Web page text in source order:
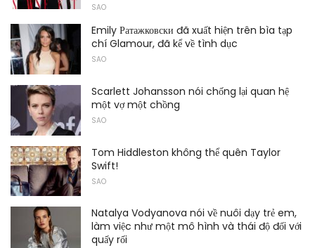
SAO
Emily Ратажковски đã xuất hiện trên bìa tạp
chí Glamour, đã kể về tình dục
SAO
Scarlett Johansson nói chống lại quan hệ
một vợ một chồng
SAO
Tom Hiddleston không thể quên Taylor
Swift!
SAO
Natalya Vodyanova nói về nuôi dạy trẻ em,
làm việc như một mô hình và thái độ đối với
quấy rối